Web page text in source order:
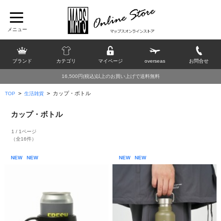
ブランド カテゴリ マイページ overseas お問合せ
16,500円(税込)以上のお買い上げで送料無料
TOP > 生活雑貨 > カップ・ボトル
カップ・ボトル
1 / 1ページ
（全16件）
NEW NEW NEW NEW